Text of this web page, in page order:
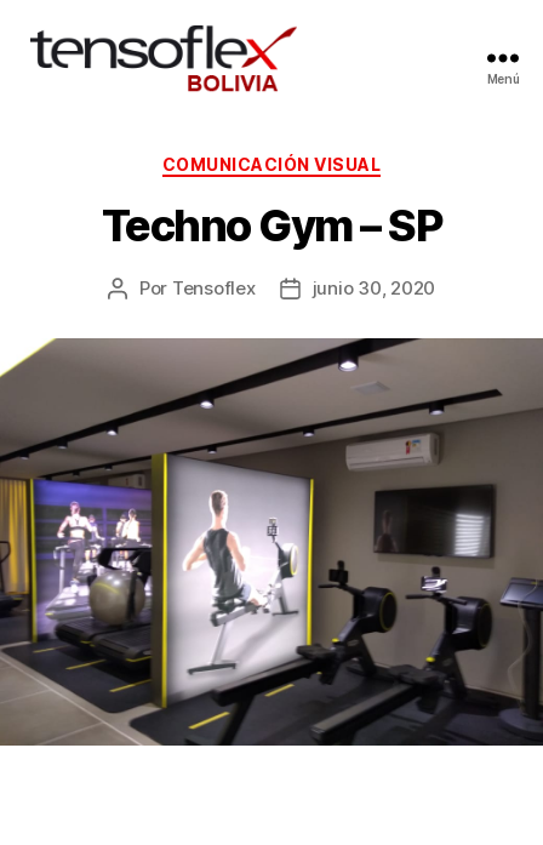
Menú
COMUNICACIÓN VISUAL
Techno Gym – SP
Por Tensoflex junio 30, 2020